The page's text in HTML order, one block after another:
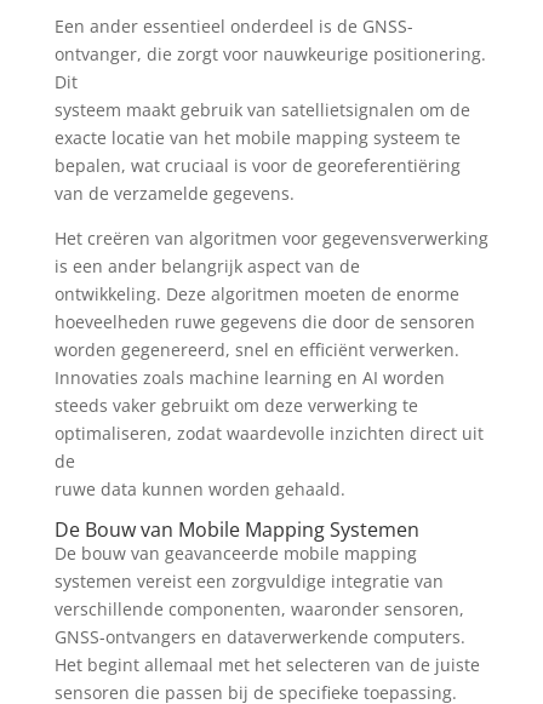
Een ander essentieel onderdeel is de GNSS-
ontvanger, die zorgt voor nauwkeurige positionering.
Dit
systeem maakt gebruik van satellietsignalen om de
exacte locatie van het mobile mapping systeem te
bepalen, wat cruciaal is voor de georeferentiëring
van de verzamelde gegevens.
Het creëren van algoritmen voor gegevensverwerking
is een ander belangrijk aspect van de
ontwikkeling. Deze algoritmen moeten de enorme
hoeveelheden ruwe gegevens die door de sensoren
worden gegenereerd, snel en efficiënt verwerken.
Innovaties zoals machine learning en AI worden
steeds vaker gebruikt om deze verwerking te
optimaliseren, zodat waardevolle inzichten direct uit
de
ruwe data kunnen worden gehaald.
De Bouw van Mobile Mapping Systemen
De bouw van geavanceerde mobile mapping
systemen vereist een zorgvuldige integratie van
verschillende componenten, waaronder sensoren,
GNSS-ontvangers en dataverwerkende computers.
Het begint allemaal met het selecteren van de juiste
sensoren die passen bij de specifieke toepassing.